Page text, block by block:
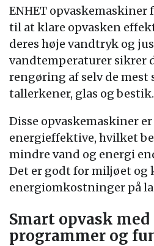
ENHET opvaskemaskiner
til at klare opvasken
deres høje vandtryk og
vandtemperaturer sikrer
rengøring af selv de mest
tallerkener, glas og bestik.
Disse opvaskemaskiner er
energieffektive, hvilket
mindre vand og energi
Det er godt for miljøet og
energiomkostninger på
Smart opvask
programmer og